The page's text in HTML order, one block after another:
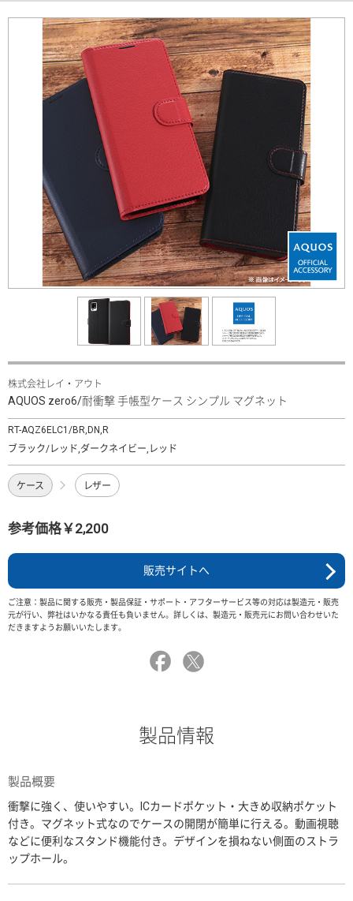
株式会社レイ・アウト
AQUOS zero6/耐衝撃 手帳型ケース シンプル マグネット
RT-AQZ6ELC1/BR,DN,R
ブラック/レッド,ダークネイビー,レッド
ケース レザー
参考価格￥2,200
販売サイトへ
ご注意：製品に関する販売・製品保証・サポート・アフターサービス等の対応は製造元・販売
元が行い、弊社はいかなる責任も負いません。詳しくは、製造元・販売元にお問い合わせいた
だきますようお願いいたします。
製品情報
製品概要
衝撃に強く、使いやすい。ICカードポケット・大きめ収納ポケット
付き。マグネット式なのでケースの開閉が簡単に行える。動画視聴
などに便利なスタンド機能付き。デザインを損ねない側面のストラ
ップホール。